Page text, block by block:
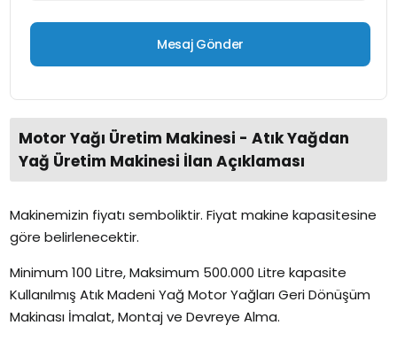
Motor Yağı Üretim Makinesi - Atık Yağdan
Yağ Üretim Makinesi İlan Açıklaması
Makinemizin fiyatı semboliktir. Fiyat makine kapasitesine
göre belirlenecektir.
Minimum 100 Litre, Maksimum 500.000 Litre kapasite
Kullanılmış Atık Madeni Yağ Motor Yağları Geri Dönüşüm
Makinası İmalat, Montaj ve Devreye Alma.